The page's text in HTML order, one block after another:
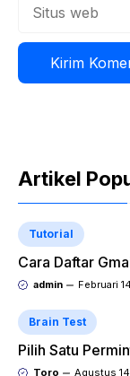
Artikel
Tutorial
Cara Daftar
admin Februari
Brain Test
Pilih Satu
Toro Agustus